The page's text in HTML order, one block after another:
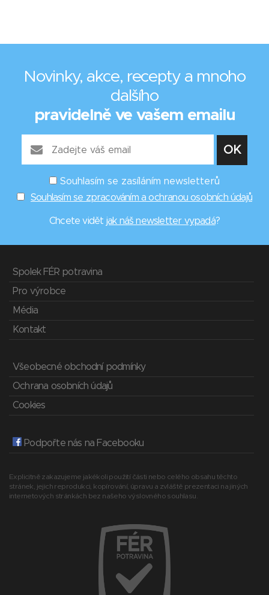
Novinky, akce, recepty a mnoho
dalšího
pravidelně ve vašem emailu
Souhlasím se zasíláním newsletterů
Souhlasím se zpracováním a ochranou osobních údajů
Chcete vidět jak náš newsletter vypadá?
Spolek FÉR potravina
Pro výrobce
Média
Kontakt
Všeobecné obchodní podmínky
Ochrana osobních údajů
Cookies
Podpořte nás na Facebooku
Explicitně zakazujeme jakékoli použití části nebo celého obsahu těchto
stránek, jejich reprodukci, kopírování, úpravu a zvláště prezentaci na jiných
internetových stránkách bez našeho výslovného souhlasu.